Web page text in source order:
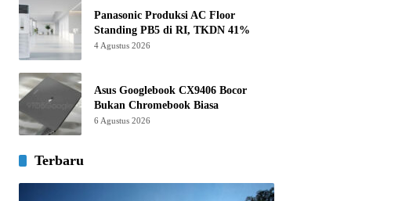
Panasonic Produksi AC Floor
Standing PB5 di RI, TKDN 41%
4 Agustus 2026
Asus Googlebook CX9406 Bocor
Bukan Chromebook Biasa
6 Agustus 2026
Terbaru